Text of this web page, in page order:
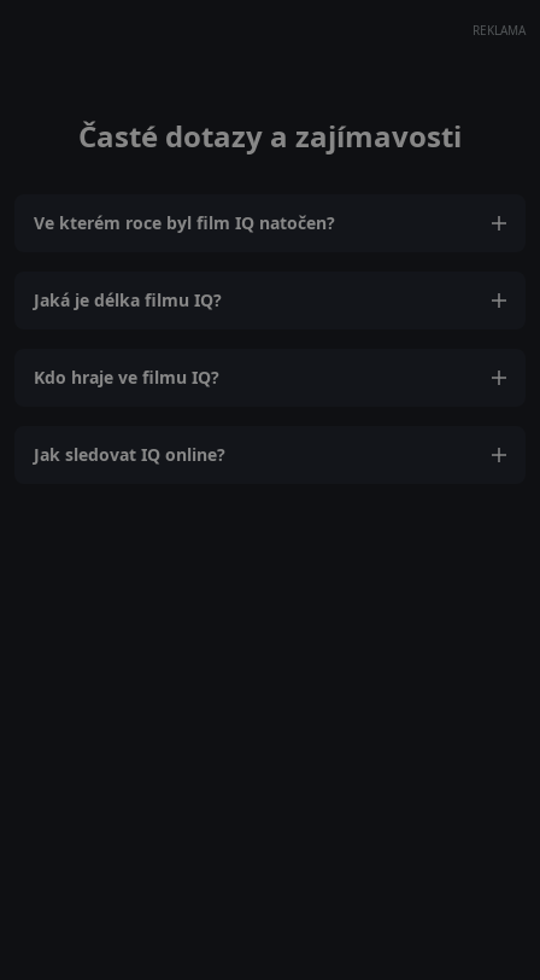
REKLAMA
Časté dotazy a zajímavosti
Ve kterém roce byl film IQ natočen?
Jaká je délka filmu IQ?
Kdo hraje ve filmu IQ?
Jak sledovat IQ online?